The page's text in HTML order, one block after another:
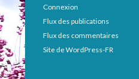
Connexion
Flux des publications
Flux des commentaires
Site de WordPress-FR